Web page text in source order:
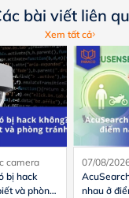
bài viết liên
Xem tất cả
camera
bị hack
và phòng
07/08/
nhau ở